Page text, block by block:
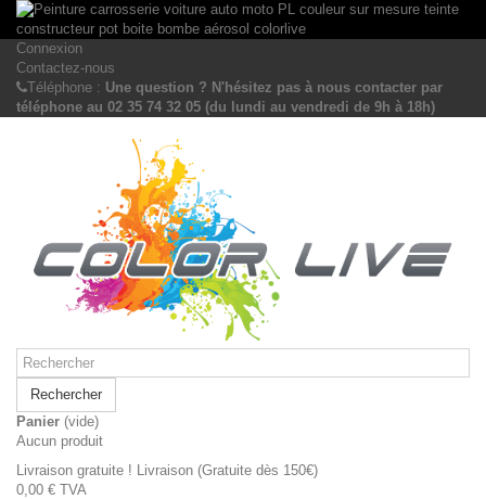
Connexion
Contactez-nous
Téléphone : Une question ? N'hésitez pas à nous contacter par
téléphone au 02 35 74 32 05 (du lundi au vendredi de 9h à 18h)
Rechercher
Panier (vide)
Aucun produit
Livraison gratuite ! Livraison (Gratuite dès 150€)
0,00 € TVA